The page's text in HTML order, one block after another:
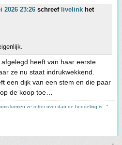
2026 23:26 schreef livelink het
heeft van haar eerste
ze nu staat indrukwekkend.
een dijk van een stem en die paar
de koop toe…
komen ze rotter over dan de bedoeling is..." -